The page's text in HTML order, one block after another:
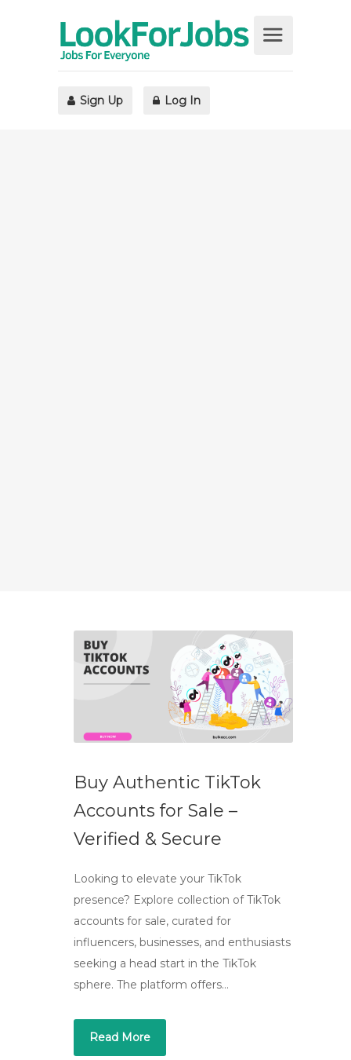
Sign Up Log In
Buy Authentic TikTok
Accounts for Sale –
Verified & Secure
Looking to elevate your TikTok
presence? Explore collection of TikTok
accounts for sale, curated for
influencers, businesses, and enthusiasts
seeking a head start in the TikTok
sphere. The platform offers…
Read More